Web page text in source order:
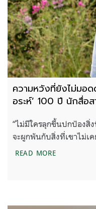
ความหวังที่ยังไม่มอด
อระห์’ 100 ปี นักสื่อ
“ไม่มีใครลุกขึ้นปกป้องสิ่
จะผูกพันกับสิ่งที่เขาไม่เ
READ MOREความหวังที่